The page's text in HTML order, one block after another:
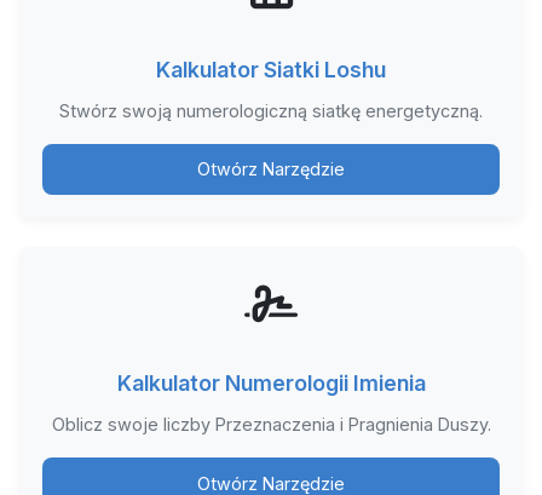
Kalkulator Siatki Loshu
Stwórz swoją numerologiczną siatkę energetyczną.
Otwórz Narzędzie
Kalkulator Numerologii Imienia
Oblicz swoje liczby Przeznaczenia i Pragnienia Duszy.
Otwórz Narzędzie